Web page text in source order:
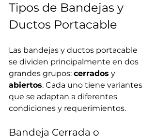
Tipos de Bandejas y
Ductos Portacable
Las bandejas y ductos portacable
se dividen principalmente en dos
grandes grupos: cerrados y
abiertos. Cada uno tiene variantes
que se adaptan a diferentes
condiciones y requerimientos.
Bandeja Cerrada o